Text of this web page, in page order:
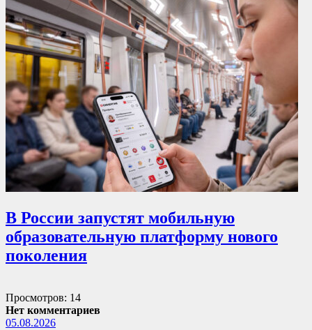
В России запустят мобильную
образовательную платформу нового
поколения
Просмотров: 14
Нет комментариев
05.08.2026